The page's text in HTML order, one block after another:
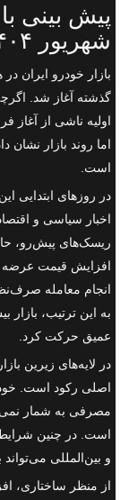
شهریور ۱۴۰۴)
بازار خودرو ایران در
گذشته آغاز شد. اگرچه
اولیه ناشی از آغاز
اما روند بازار نشان
است.
در روزهای ابتدایی
اخبار سیاسی و
ریسک‌های پیش‌رو،
افزایش قیمت عرضه
انجام معامله صرف‌نظر
به این ترتیب، بازار
عمیق حرکت کرد.
در لایه‌های زیرین
اصلی رکود است.
مصرفی به شمار
است. در چنین
و بین‌المللی می‌تواند
از منظر ساختاری،